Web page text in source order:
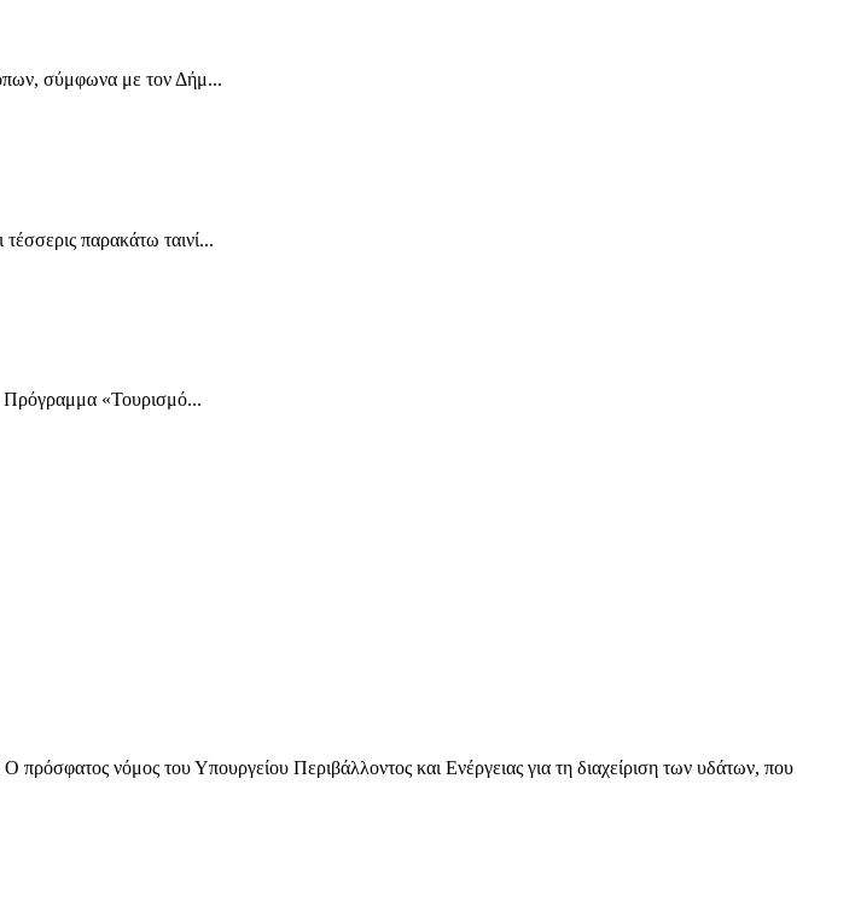
σύμφωνα με τον Δήμ...
παρακάτω ταινί...
Πρόγραμμα «Τουρισμό...
νόμος του Υπουργείου Περιβάλλοντος και Ενέργειας για τη διαχείριση των υδάτων, που